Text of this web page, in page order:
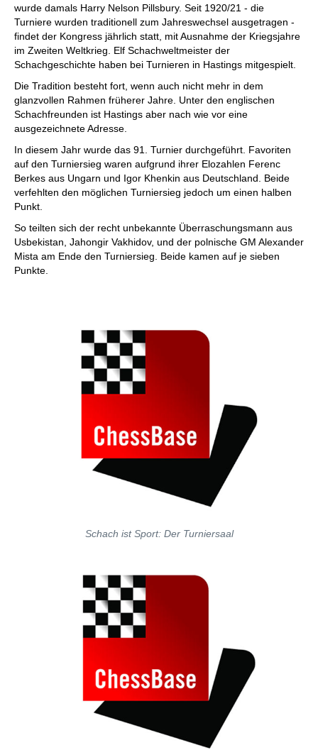
wurde damals Harry Nelson Pillsbury. Seit 1920/21 - die
Turniere wurden traditionell zum Jahreswechsel ausgetragen -
findet der Kongress jährlich statt, mit Ausnahme der Kriegsjahre
im Zweiten Weltkrieg. Elf Schachweltmeister der
Schachgeschichte haben bei Turnieren in Hastings mitgespielt.
Die Tradition besteht fort, wenn auch nicht mehr in dem
glanzvollen Rahmen früherer Jahre. Unter den englischen
Schachfreunden ist Hastings aber nach wie vor eine
ausgezeichnete Adresse.
In diesem Jahr wurde das 91. Turnier durchgeführt. Favoriten
auf den Turniersieg waren aufgrund ihrer Elozahlen Ferenc
Berkes aus Ungarn und Igor Khenkin aus Deutschland. Beide
verfehlten den möglichen Turniersieg jedoch um einen halben
Punkt.
So teilten sich der recht unbekannte Überraschungsmann aus
Usbekistan, Jahongir Vakhidov, und der polnische GM Alexander
Mista am Ende den Turniersieg. Beide kamen auf je sieben
Punkte.
Schach ist Sport: Der Turniersaal